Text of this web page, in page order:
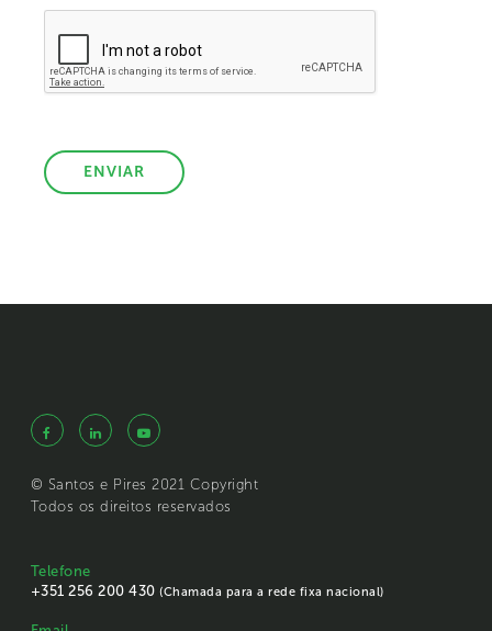
© Santos e Pires 2021 Copyright
Todos os direitos reservados
Telefone
+351 256 200 430(Chamada para a rede fixa nacional)